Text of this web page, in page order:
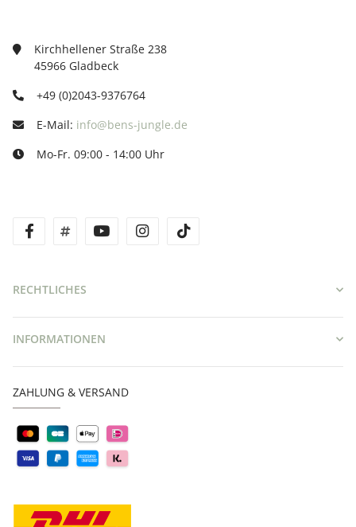
Kirchhellener Straße 238
45966 Gladbeck
+49 (0)2043-9376764
E-Mail: info@bens-jungle.de
Mo-Fr. 09:00 - 14:00 Uhr
facebooktwitter youtube instagram
RECHTLICHES
INFORMATIONEN
ZAHLUNG & VERSAND